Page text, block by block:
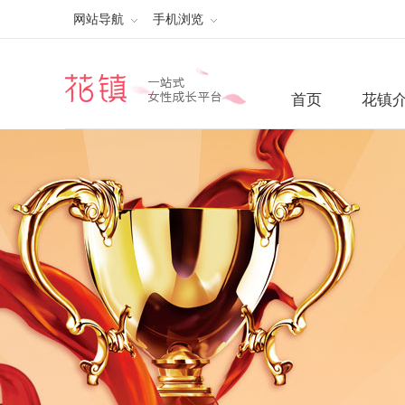
网站导航 手机浏览
首页 花镇